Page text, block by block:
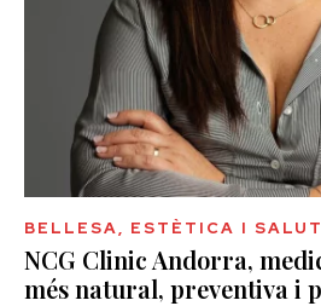
BELLESA, ESTÈTICA I SALUT
NCG Clinic Andorra,
més natural, preventiva i